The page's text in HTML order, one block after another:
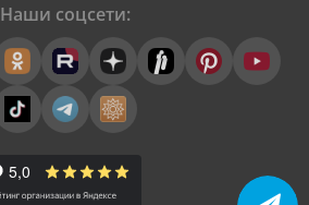
Наши соцсети: